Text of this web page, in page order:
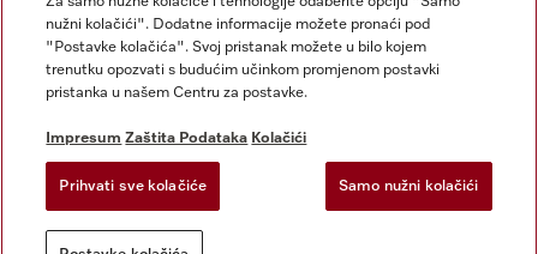
Opći uvjeti
Zaštita podataka
Uvjeti Korištenja
Izjava o pristupačnosti
Zakon o digitalnim uslugama
Postavke kolačića
nužni kolačići". Dodatne informacije možete pronaći pod
"Postavke kolačića". Svoj pristanak možete u bilo kojem
trenutku opozvati s budućim učinkom promjenom postavki
pristanka u našem Centru za postavke.
Impresum Zaštita Podataka Kolačići
Prihvati sve kolačiće Samo nužni kolačići